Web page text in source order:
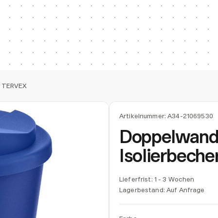
Artikelnummer:A34-21069530
Lieferfrist: 1 - 3 Wochen
Lagerbestand: Auf Anfrage